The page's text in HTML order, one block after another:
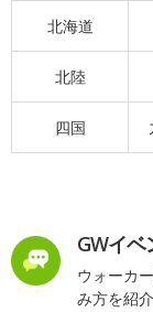
北海道
北陸
四国
GWイベ
ウォーカ
み方を紹